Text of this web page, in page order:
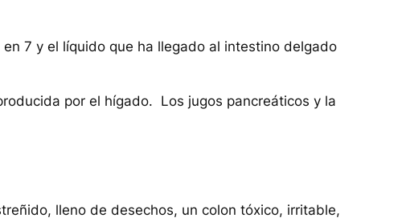
7 y el líquido que ha llegado al intestino delgado
por el hígado. Los jugos pancreáticos y la
lleno de desechos, un colon tóxico, irritable,